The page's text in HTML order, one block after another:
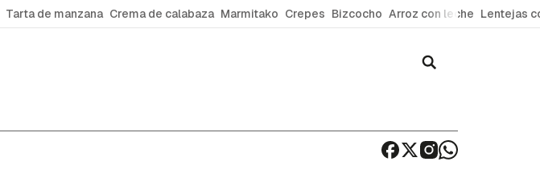
Tarta de manzana Crema de calabaza Marmitako Crepes Bizcocho Arroz con leche Lentejas